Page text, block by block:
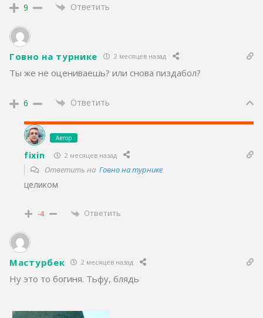
9 Ответить
Говно на турнике 2 месяцев назад
Ты же не оцениваешь? или снова пиздабол?
6 Ответить
Автор
fixin 2 месяцев назад
Ответить на Говно на турнике
целиком
-4 Ответить
Мастурбек 2 месяцев назад
Ну это то богиня. Тьфу, блядь